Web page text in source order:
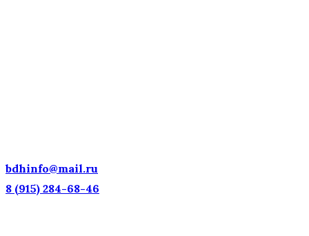
bdhinfo@mail.ru
8 (915) 284-68-46